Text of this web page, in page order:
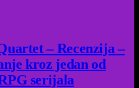
– Recenzija –
kroz jedan od
serijala